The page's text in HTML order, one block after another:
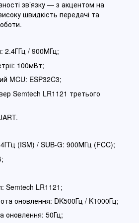
зв’язку — з акцентом на
швидкість передачі та
2.4ГГц / 900МГц;
100мВт;
MCU: ESP32C3;
Semtech LR1121 третього
(ISM) / SUB-G: 900МГц (FCC);
Semtech LR1121;
оновлення: DK500Гц / K1000Гц;
оновлення: 50Гц;